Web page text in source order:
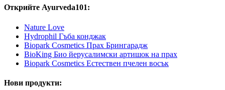
Открийте Ayurveda101:
Nature Love
Hydrophil Гъба конджак
Biopark Cosmetics Прах Брингарадж
BioKing Био йерусалимски артишок на прах
Biopark Cosmetics Естествен пчелен восък
Нови продукти: